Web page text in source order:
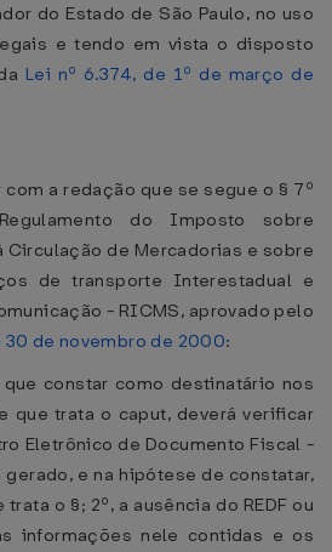
do Estado de São Paulo, no uso
e tendo em vista o disposto
Lei nº 6.374, de 1º de março de
com a redação que se segue o § 7º
do Imposto sobre
Circulação de Mercadorias e sobre
de transporte Interestadual e
- RICMS, aprovado pelo
de novembro de 2000:
constar como destinatário nos
que trata o caput, deverá verificar
Eletrônico de Documento Fiscal -
gerado, e na hipótese de constatar,
o §; 2º, a ausência do REDF ou
informações nele contidas e os